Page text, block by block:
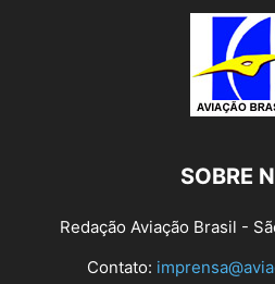
SOBRE
Redação Aviação Brasil -
Contato: